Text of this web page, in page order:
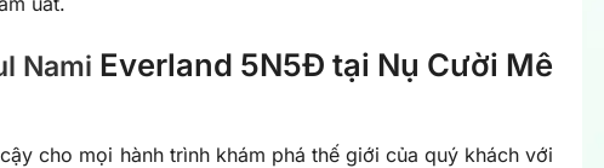
Nami Everland 5N5Đ tại Nụ Cười Mê
cho mọi hành trình khám phá thế giới của quý khách với